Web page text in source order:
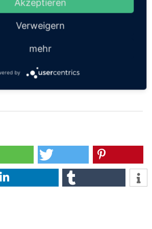
Akzeptieren
Verweigern
mehr
by